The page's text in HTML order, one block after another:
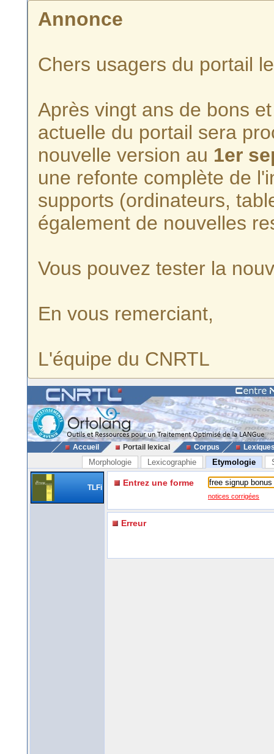
Annonce
Chers usagers du portail
Après vingt ans de bons
actuelle du portail sera
nouvelle version au 1er
une refonte complète de
supports (ordinateurs,
également de nouvelles
Vous pouvez tester la
En vous remerciant,
L'équipe du CNRTL
Accueil Portail lexical Corpus
Morphologie Lexicographie Etymologie
TLFi Entrez une forme
notices corrigées
Erreur